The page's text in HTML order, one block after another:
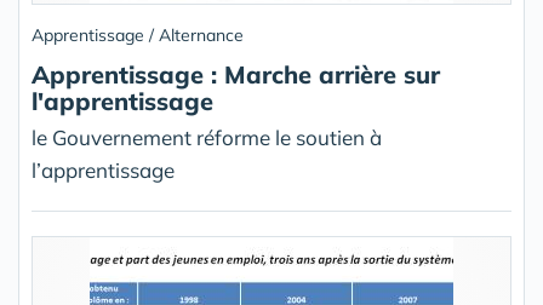
Apprentissage / Alternance
Apprentissage : Marche arrière sur
l'apprentissage
le Gouvernement réforme le soutien à
l’apprentissage